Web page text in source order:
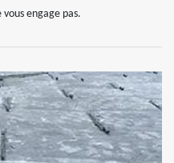
engage pas.